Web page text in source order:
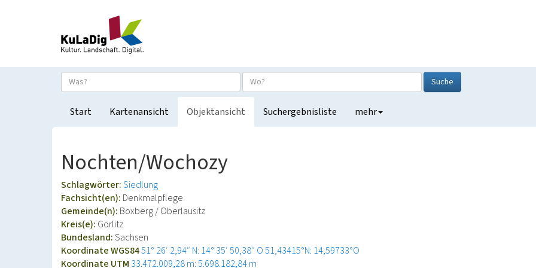
Suche
Start Kartenansicht Objektansicht Suchergebnisliste mehr
Nochten/Wochozy
Schlagwörter:Siedlung
Fachsicht(en): Denkmalpflege
Gemeinde(n): Boxberg / Oberlausitz
Kreis(e): Görlitz
Bundesland:Sachsen
Koordinate WGS8451° 26′ 2,94″ N: 14° 35′ 50,38″ O51,43415°N: 14,59733°O
Koordinate UTM 33.472.009,28 m: 5.698.182,84 m